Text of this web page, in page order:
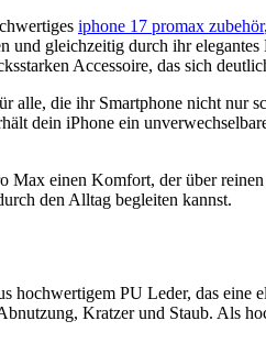
iphone 17 promax zubehör
gleichzeitig durch ihr elegantes
Accessoire, das sich
die ihr Smartphone nicht nur
dein iPhone ein
einen Komfort, der über
den Alltag begleiten kannst.
PU Leder, das eine
Kratzer und Staub. Als